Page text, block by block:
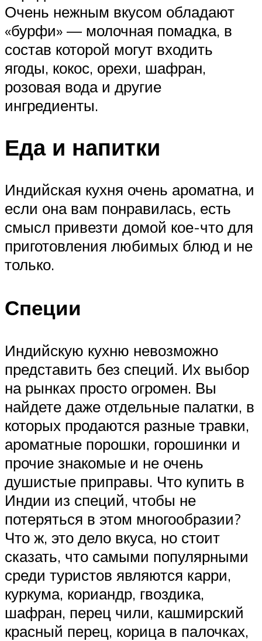
Очень нежным вкусом обладают
«бурфи» — молочная помадка, в
состав которой могут входить
ягоды, кокос, орехи, шафран,
розовая вода и другие
ингредиенты.
Еда и напитки
Индийская кухня очень ароматна, и
если она вам понравилась, есть
смысл привезти домой кое-что для
приготовления любимых блюд и не
только.
Специи
Индийскую кухню невозможно
представить без специй. Их выбор
на рынках просто огромен. Вы
найдете даже отдельные палатки, в
которых продаются разные травки,
ароматные порошки, горошинки и
прочие знакомые и не очень
душистые приправы. Что купить в
Индии из специй, чтобы не
потеряться в этом многообразии?
Что ж, это дело вкуса, но стоит
сказать, что самыми популярными
среди туристов являются карри,
куркума, кориандр, гвоздика,
шафран, перец чили, кашмирский
красный перец, корица в палочках,